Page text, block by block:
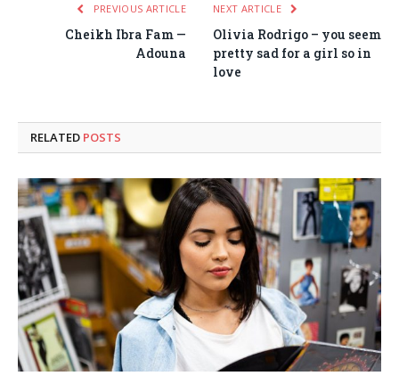
PREVIOUS ARTICLE
Cheikh Ibra Fam —
Adouna
NEXT ARTICLE
Olivia Rodrigo – you seem
pretty sad for a girl so in
love
RELATED POSTS